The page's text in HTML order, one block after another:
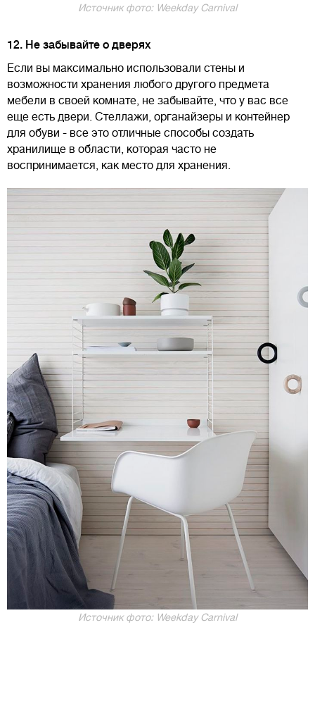
Источник фото: Weekday Carnival
12. Не забывайте о дверях
Если вы максимально использовали стены и
возможности хранения любого другого предмета
мебели в своей комнате, не забывайте, что у вас все
еще есть двери. Стеллажи, органайзеры и контейнер
для обуви - все это отличные способы создать
хранилище в области, которая часто не
воспринимается, как место для хранения.
Источник фото: Weekday Carnival